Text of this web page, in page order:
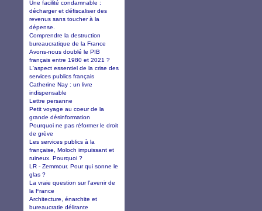
Une facilité condamnable :
décharger et défiscaliser des
revenus sans toucher à la
dépense.
Comprendre la destruction
bureaucratique de la France
Avons-nous doublé le PIB
français entre 1980 et 2021 ?
L'aspect essentiel de la crise des
services publics français
Catherine Nay : un livre
indispensable
Lettre persanne
Petit voyage au coeur de la
grande désinformation
Pourquoi ne pas réformer le droit
de grève
Les services publics à la
française, Moloch impuissant et
ruineux. Pourquoi ?
LR - Zemmour. Pour qui sonne le
glas ?
La vraie question sur l'avenir de
la France
Architecture, énarchite et
bureaucratie délirante